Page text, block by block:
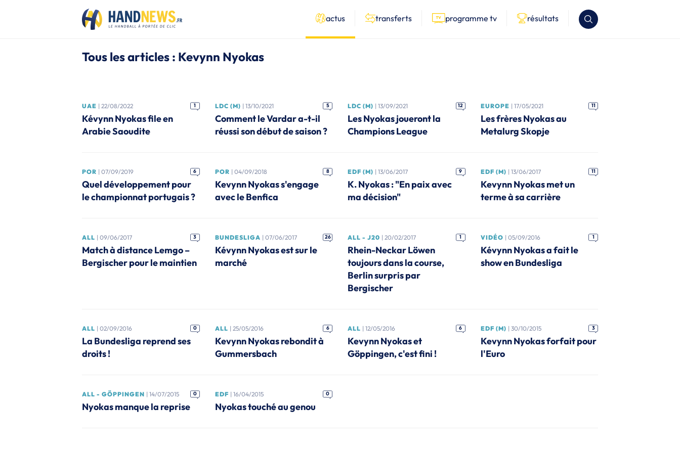
actus transferts programme tv résultats
Tous les articles : Kevynn Nyokas
UAE | 22/08/2022 1
Kévynn Nyokas file en
Arabie Saoudite
LDC (M) | 13/10/2021 5
Comment le Vardar a-t-il
réussi son début de saison ?
LDC (M) | 13/09/2021 12
Les Nyokas joueront la
Champions League
EUROPE | 17/05/2021 11
Les frères Nyokas au
Metalurg Skopje
POR | 07/09/2019 6
Quel développement pour
le championnat portugais ?
POR | 04/09/2018 8
Kevynn Nyokas s'engage
avec le Benfica
EDF (M) | 13/06/2017 9
K. Nyokas : "En paix avec
ma décision"
EDF (M) | 13/06/2017 11
Kevynn Nyokas met un
terme à sa carrière
ALL | 09/06/2017 3
Match à distance Lemgo –
Bergischer pour le maintien
BUNDESLIGA | 07/06/2017 26
Kévynn Nyokas est sur le
marché
ALL - J20 | 20/02/2017 1
Rhein-Neckar Löwen
toujours dans la course,
Berlin surpris par
Bergischer
VIDÉO | 05/09/2016 1
Kévynn Nyokas a fait le
show en Bundesliga
ALL | 02/09/2016 0
La Bundesliga reprend ses
droits !
ALL | 25/05/2016 6
Kevynn Nyokas rebondit à
Gummersbach
ALL | 12/05/2016 6
Kevynn Nyokas et
Göppingen, c'est fini !
EDF (M) | 30/10/2015 3
Kevynn Nyokas forfait pour
l'Euro
ALL - GÖPPINGEN | 14/07/2015 0
Nyokas manque la reprise
EDF | 16/04/2015 0
Nyokas touché au genou